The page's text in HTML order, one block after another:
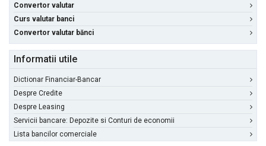
Convertor valutar
Curs valutar banci
Convertor valutar bănci
Informatii utile
Dictionar Financiar-Bancar
Despre Credite
Despre Leasing
Servicii bancare: Depozite si Conturi de economii
Lista bancilor comerciale